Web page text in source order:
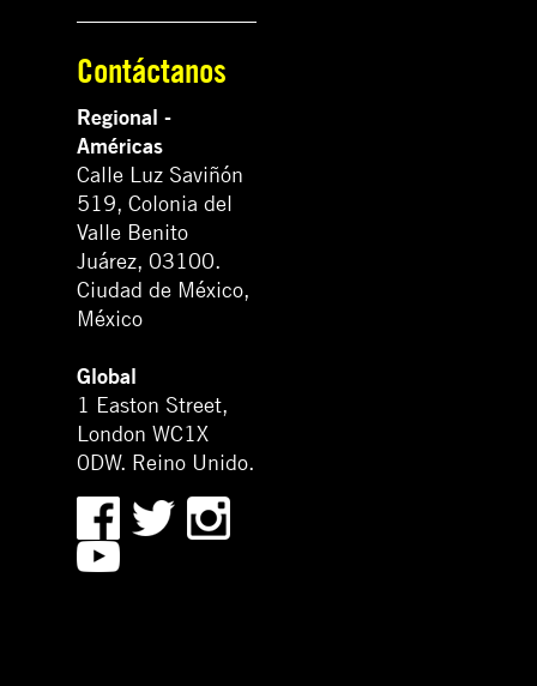
Contáctanos
Regional -
Américas
Calle Luz Saviñón
519, Colonia del
Valle Benito
Juárez, 03100.
Ciudad de México,
México
Global
1 Easton Street,
London WC1X
0DW. Reino Unido.